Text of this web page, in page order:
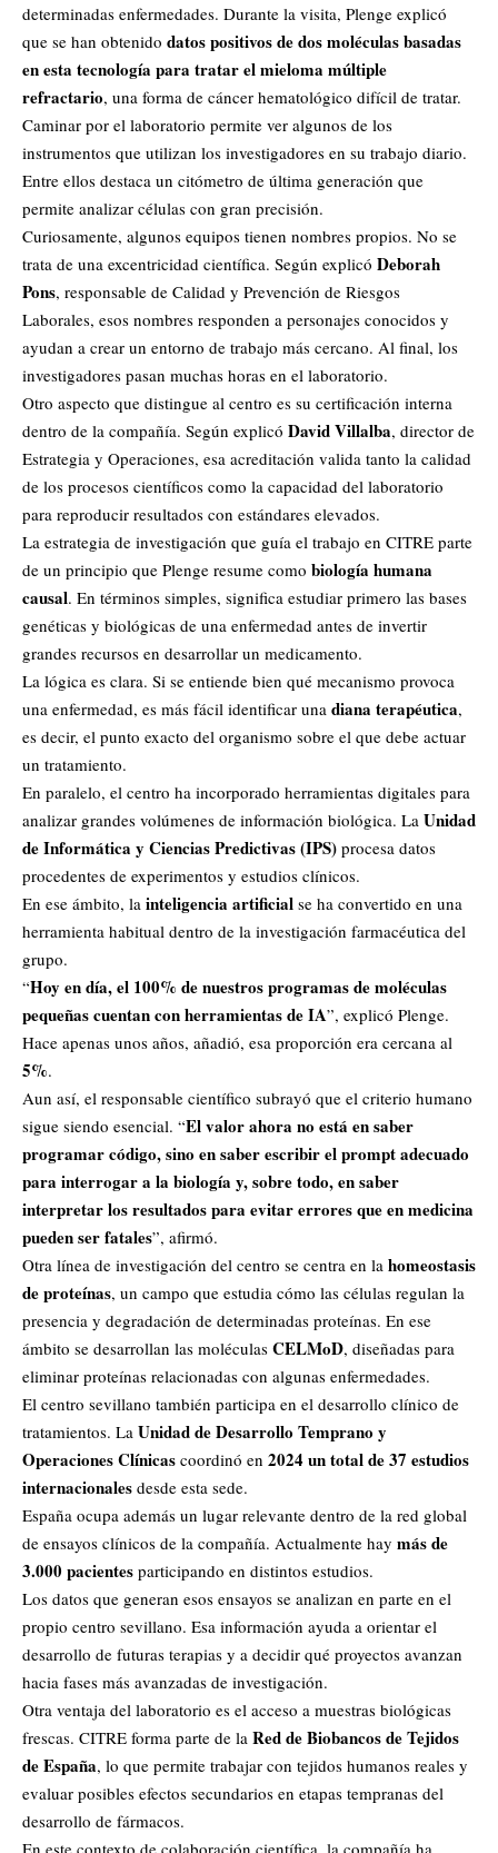
determinadas enfermedades. Durante la visita, Plenge explicó
que se han obtenido datos positivos de dos moléculas basadas
en esta tecnología para tratar el mieloma múltiple
refractario, una forma de cáncer hematológico difícil de tratar.
Caminar por el laboratorio permite ver algunos de los
instrumentos que utilizan los investigadores en su trabajo diario.
Entre ellos destaca un citómetro de última generación que
permite analizar células con gran precisión.
Curiosamente, algunos equipos tienen nombres propios. No se
trata de una excentricidad científica. Según explicó Deborah
Pons, responsable de Calidad y Prevención de Riesgos
Laborales, esos nombres responden a personajes conocidos y
ayudan a crear un entorno de trabajo más cercano. Al final, los
investigadores pasan muchas horas en el laboratorio.
Otro aspecto que distingue al centro es su certificación interna
dentro de la compañía. Según explicó David Villalba, director de
Estrategia y Operaciones, esa acreditación valida tanto la calidad
de los procesos científicos como la capacidad del laboratorio
para reproducir resultados con estándares elevados.
La estrategia de investigación que guía el trabajo en CITRE parte
de un principio que Plenge resume como biología humana
causal. En términos simples, significa estudiar primero las bases
genéticas y biológicas de una enfermedad antes de invertir
grandes recursos en desarrollar un medicamento.
La lógica es clara. Si se entiende bien qué mecanismo provoca
una enfermedad, es más fácil identificar una diana terapéutica,
es decir, el punto exacto del organismo sobre el que debe actuar
un tratamiento.
En paralelo, el centro ha incorporado herramientas digitales para
analizar grandes volúmenes de información biológica. La Unidad
de Informática y Ciencias Predictivas (IPS) procesa datos
procedentes de experimentos y estudios clínicos.
En ese ámbito, la inteligencia artificial se ha convertido en una
herramienta habitual dentro de la investigación farmacéutica del
grupo.
“Hoy en día, el 100% de nuestros programas de moléculas
pequeñas cuentan con herramientas de IA”, explicó Plenge.
Hace apenas unos años, añadió, esa proporción era cercana al
5%.
Aun así, el responsable científico subrayó que el criterio humano
sigue siendo esencial. “El valor ahora no está en saber
programar código, sino en saber escribir el prompt adecuado
para interrogar a la biología y, sobre todo, en saber
interpretar los resultados para evitar errores que en medicina
pueden ser fatales”, afirmó.
Otra línea de investigación del centro se centra en la homeostasis
de proteínas, un campo que estudia cómo las células regulan la
presencia y degradación de determinadas proteínas. En ese
ámbito se desarrollan las moléculas CELMoD, diseñadas para
eliminar proteínas relacionadas con algunas enfermedades.
El centro sevillano también participa en el desarrollo clínico de
tratamientos. La Unidad de Desarrollo Temprano y
Operaciones Clínicas coordinó en 2024 un total de 37 estudios
internacionales desde esta sede.
España ocupa además un lugar relevante dentro de la red global
de ensayos clínicos de la compañía. Actualmente hay más de
3.000 pacientes participando en distintos estudios.
Los datos que generan esos ensayos se analizan en parte en el
propio centro sevillano. Esa información ayuda a orientar el
desarrollo de futuras terapias y a decidir qué proyectos avanzan
hacia fases más avanzadas de investigación.
Otra ventaja del laboratorio es el acceso a muestras biológicas
frescas. CITRE forma parte de la Red de Biobancos de Tejidos
de España, lo que permite trabajar con tejidos humanos reales y
evaluar posibles efectos secundarios en etapas tempranas del
desarrollo de fármacos.
En este contexto de colaboración científica, la compañía ha